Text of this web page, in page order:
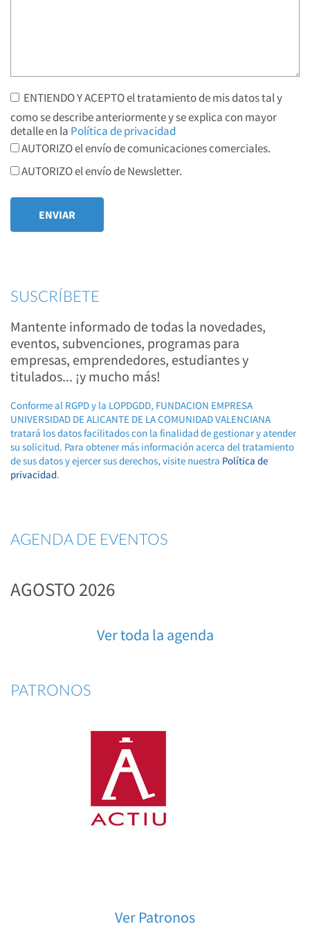
ENTIENDO Y ACEPTO el tratamiento de mis datos tal y
como se describe anteriormente y se explica con mayor
detalle en la Política de privacidad
AUTORIZO el envío de comunicaciones comerciales.
AUTORIZO el envío de Newsletter.
SUSCRÍBETE
Mantente informado de todas la novedades,
eventos, subvenciones, programas para
empresas, emprendedores, estudiantes y
titulados... ¡y mucho más!
Conforme al RGPD y la LOPDGDD, FUNDACION EMPRESA
UNIVERSIDAD DE ALICANTE DE LA COMUNIDAD VALENCIANA
tratará los datos facilitados con la finalidad de gestionar y atender
su solicitud. Para obtener más información acerca del tratamiento
de sus datos y ejercer sus derechos, visite nuestra Política de
privacidad.
AGENDA DE EVENTOS
AGOSTO 2026
Ver toda la agenda
PATRONOS
Ver Patronos